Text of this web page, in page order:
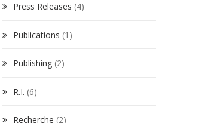
Press Releases (4)
Publications (1)
Publishing(2)
R.I. (6)
Recherche (2)